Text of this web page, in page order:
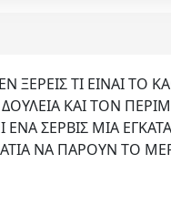
ΤΙ ΕΙΝΑΙ ΤΟ
ΔΟΥΛΕΙΑ ΚΑΙ ΤΟΝ
ΣΕΡΒΙΣ ΜΙΑ
ΝΑ ΠΑΡΟΥΝ ΤΟ